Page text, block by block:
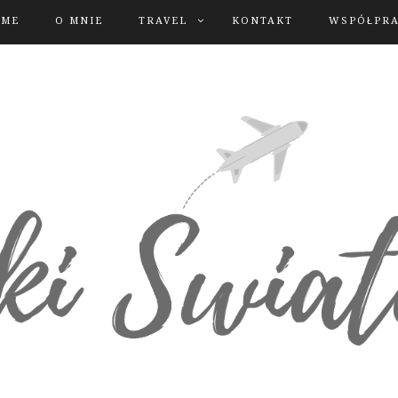
O MNIE TRAVEL KONTAKT